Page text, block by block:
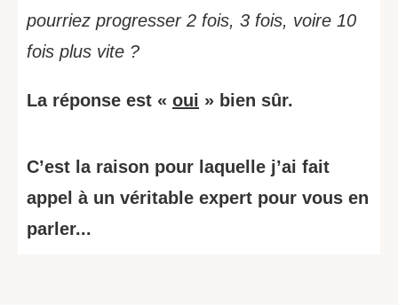
pourriez progresser 2 fois, 3 fois, voire 10
fois plus vite ?
La réponse est « oui » bien sûr.
C’est la raison pour laquelle j’ai fait
appel à un véritable expert pour vous en
parler...